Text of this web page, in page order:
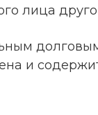
лица
и